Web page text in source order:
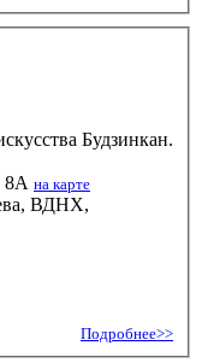
Будзинкан.
8А на карте
ВДНХ,
Подробнее>>